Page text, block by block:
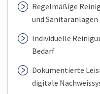
Regelmäßige
und Sanitäranlagen
Individuelle
Bedarf
Dokumentierte
digitale